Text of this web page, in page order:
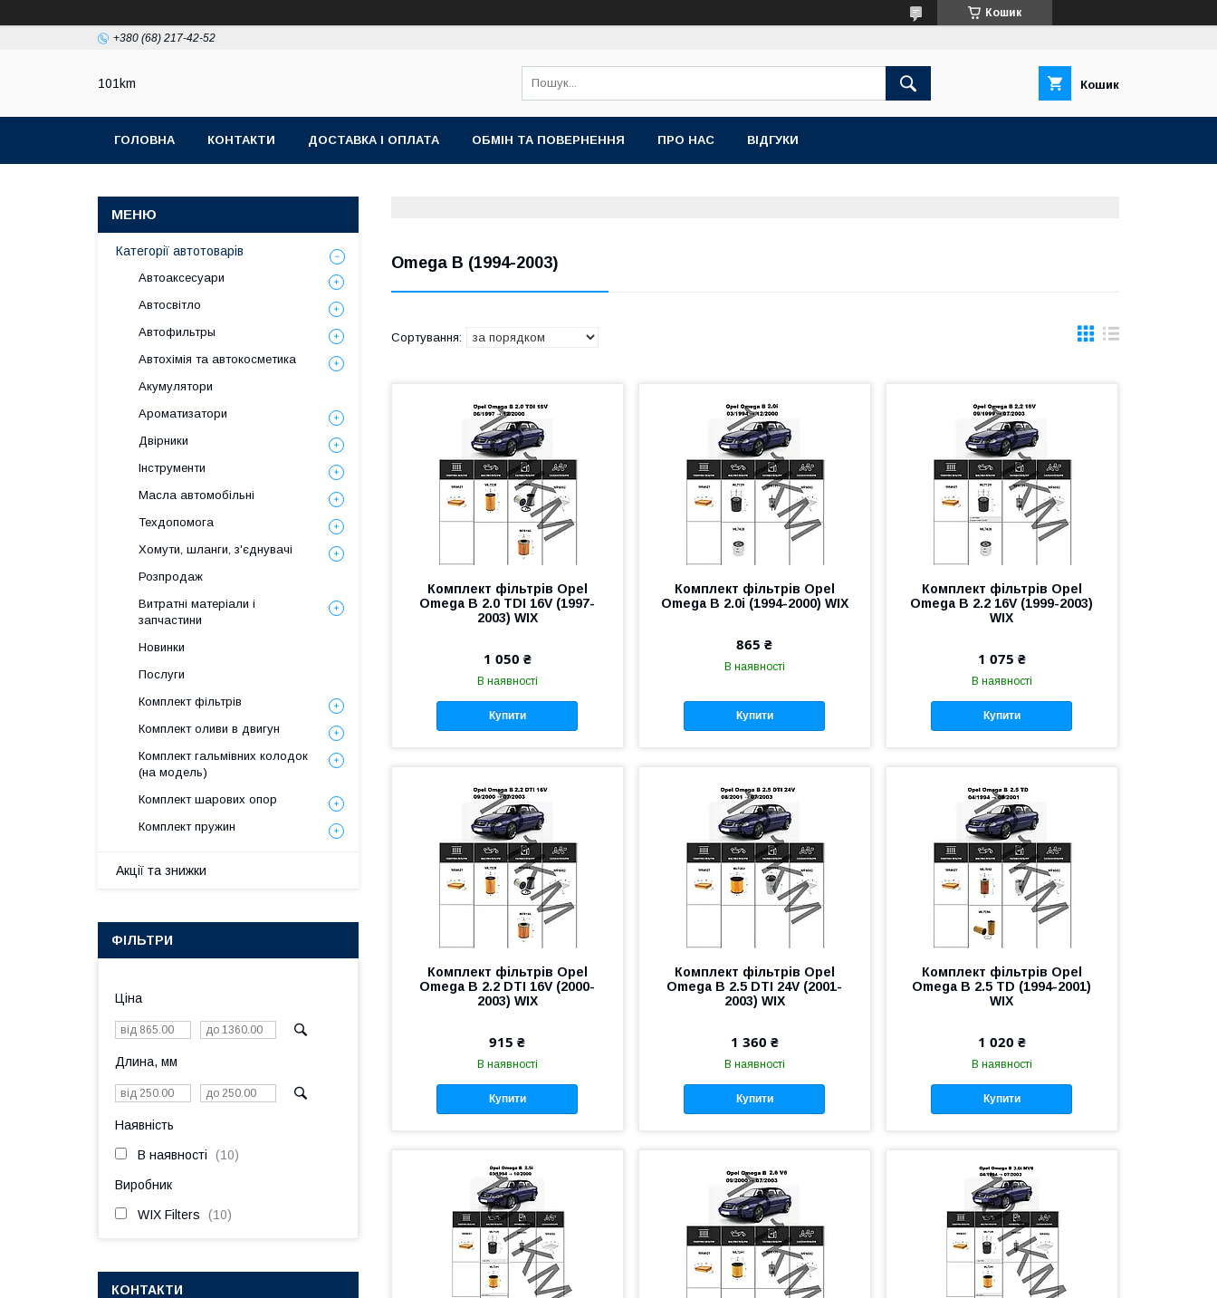
Кошик
+380 (68) 217-42-52
101km Кошик
ГОЛОВНА КОНТАКТИ ДОСТАВКА І ОПЛАТА ОБМІН ТА ПОВЕРНЕННЯ ПРО НАС ВІДГУКИ
Omega B (1994-2003)
Комплект фільтрів Opel
Omega B 2.0 TDI 16V (1997-
2003) WIX
1 050 ₴
В наявності
Купити
Комплект фільтрів Opel
Omega B 2.0i (1994-2000) WIX
865 ₴
В наявності
Купити
Комплект фільтрів Opel
Omega B 2.2 16V (1999-2003)
WIX
1 075 ₴
В наявності
Купити
Комплект фільтрів Opel
Omega B 2.2 DTI 16V (2000-
2003) WIX
915 ₴
В наявності
Купити
Комплект фільтрів Opel
Omega B 2.5 DTI 24V (2001-
2003) WIX
1 360 ₴
В наявності
Купити
Комплект фільтрів Opel
Omega B 2.5 TD (1994-2001)
WIX
1 020 ₴
В наявності
Купити
Категорії автотоварів
Автоаксесуари
Автосвітло
Автофильтры
Автохімія та автокосметика
Акумулятори
Ароматизатори
Двірники
Інструменти
Масла автомобільні
Техдопомога
Хомути, шланги, з'єднувачі
Розпродаж
Витратні матеріали і
запчастини
Новинки
Послуги
Комплект фільтрів
Комплект оливи в двигун
Комплект гальмівних колодок
(на модель)
Комплект шарових опор
Комплект пружин
Акції та знижки
ФІЛЬТРИ
Ціна
Длина, мм
Наявність
В наявності 10
Виробник
WIX Filters 10
КОНТАКТИ